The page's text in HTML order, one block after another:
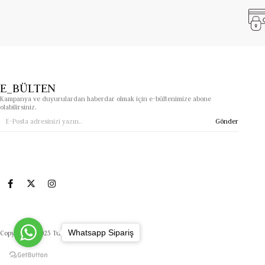
E_BÜLTEN
Kampanya ve duyurulardan haberdar olmak için e-bültenimize abone
olabilirsiniz.
Gönder
Copyright© 2025 Tuanasimgeoptik.com
Whatsapp Sipariş